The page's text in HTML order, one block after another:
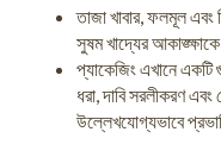
তাজা খাবার, ফলমূল এবং
সুষম খাদ্যের
প্যাকেজিং এখানে একটি
ধরা, দাবি সরলীকরণ
উল্লেখযোগ্যভাবে